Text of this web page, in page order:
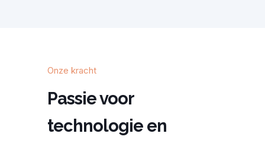
Onze kracht
Passie voor
technologie en